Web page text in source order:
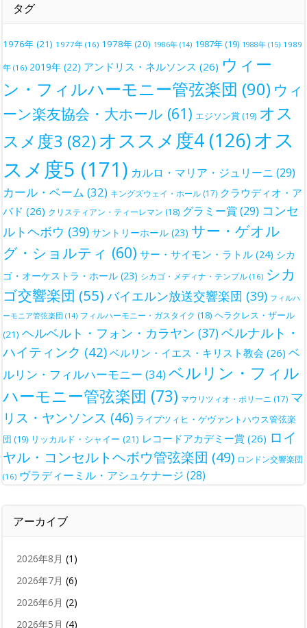
タグ
1976年 (21) 1977年 (16) 1978年(20) 1986年 (14) 1987年(19) 1988年 (15) 1989
年 (16) 2019年 (22) アンドリス・ネルソンス (26) ウィー
ン・フィルハーモニー管弦楽団 (90) ウィ
ーン楽友協会・大ホール (61) エジソン賞(19) オス
スメ度3 (82) オススメ度4 (126)オス
スメ度5 (171) カルロ・マリア・ジュリーニ (29)
カール・ベーム (32) キングズウェイ・ホール (17) クラウディオ・ア
バド (26) クリスティアン・ティーレマン (18) グラミー賞 (29) コンセ
ルトヘボウ (39) サントリーホール (23) サー・ゲオル
グ・ショルティ (60) サー・サイモン・ラトル (24) シカ
ゴ・オーケストラ・ホール (23) シカゴ・メディナ・テンプル (16) シカ
ゴ交響楽団 (55) バイエルン放送交響楽団 (39) フィルハ
ーモニア管弦楽団 (14) フィルハーモニー・ガスタイク (18) ヘラクレス・ザール
(21) ヘルベルト・フォン・カラヤン (37)ベルナルト・
ハイティンク (42) ベルリン・イエス・キリスト教会 (26) ベ
ルリン・フィルハーモニー (34)ベルリン・フィル
ハーモニー管弦楽団 (73) マウリツィオ・ポリーニ (17) マ
リス・ヤンソンス (46) ライプツィヒ・ゲヴァントハウス管弦楽
団 (19) リッカルド・シャイー (21) レコードアカデミー賞 (26) ロイ
ヤル・コンセルトヘボウ管弦楽団 (49) ロンドン交響楽団
(16) ヴラディーミル・アシュケナージ (28)
アーカイブ
2026年8月 (1)
2026年7月 (6)
2026年6月 (2)
2026年5月 (4)